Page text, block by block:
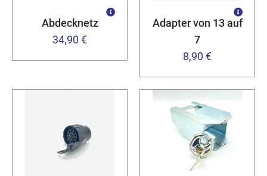
Abdecknetz
34,90 €
Adapter von 13 auf
7
8,90 €